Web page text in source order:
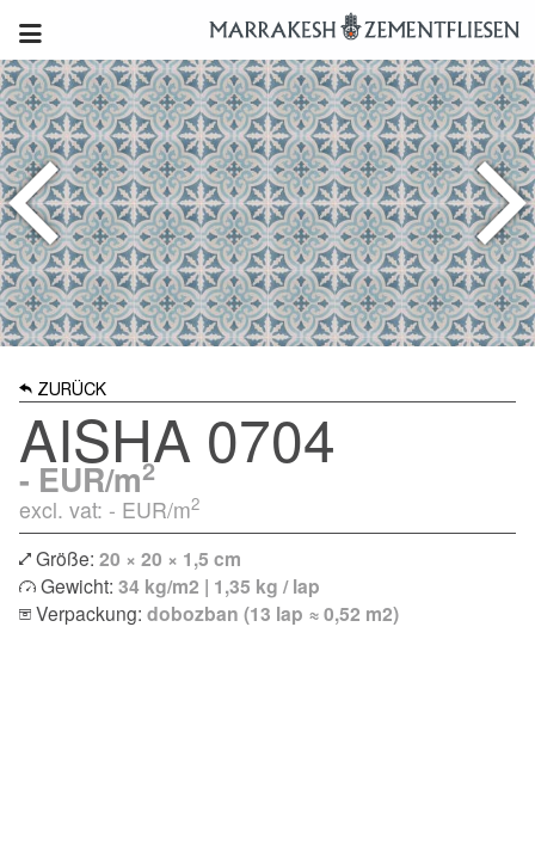
ZURÜCK
AISHA 0704
- EUR/m2
excl. vat: - EUR/m2
Größe: 20 × 20 × 1,5 cm
Gewicht: 34 kg/m2 | 1,35 kg / lap
Verpackung: dobozban (13 lap ≈ 0,52 m2)